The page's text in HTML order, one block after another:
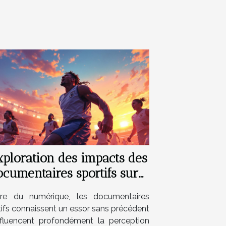
des impacts des
sportifs sur
du numérique, les documentaires
connaissent un essor sans précédent
profondément la perception